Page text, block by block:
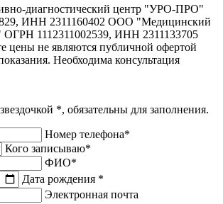
диагностический центр "УРО-ПРО"
ИНН 2311160402 ООО "Медицинский
1112311002539, ИНН 2311133705
цены не являются публичной офертой
Необходима консультация
*, обязательны для заполнения.
Номер телефона*
Кого записываю*
ФИО*
Дата рождения *
Электронная почта